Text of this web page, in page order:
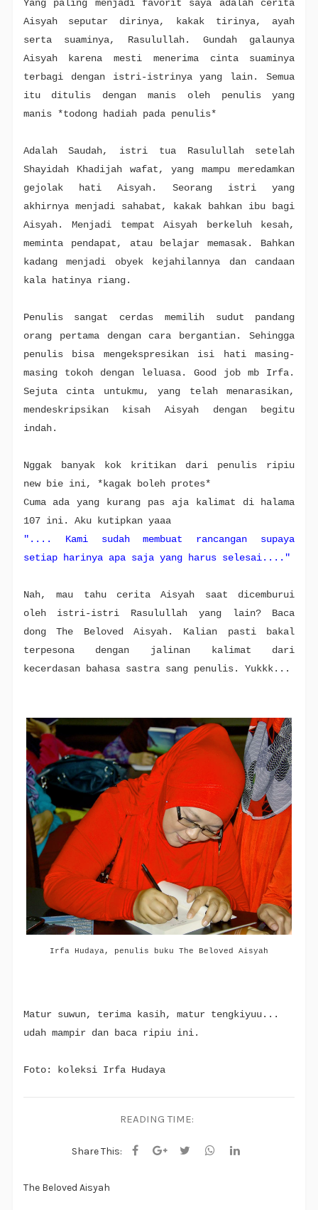
Yang paling menjadi favorit saya adalah cerita
Aisyah seputar dirinya, kakak tirinya, ayah
serta suaminya, Rasulullah. Gundah galaunya
Aisyah karena mesti menerima cinta suaminya
terbagi dengan istri-istrinya yang lain. Semua
itu ditulis dengan manis oleh penulis yang
manis *todong hadiah pada penulis*
Adalah Saudah, istri tua Rasulullah setelah
Shayidah Khadijah wafat, yang mampu meredamkan
gejolak hati Aisyah. Seorang istri yang
akhirnya menjadi sahabat, kakak bahkan ibu bagi
Aisyah. Menjadi tempat Aisyah berkeluh kesah,
meminta pendapat, atau belajar memasak. Bahkan
kadang menjadi obyek kejahilannya dan candaan
kala hatinya riang.
Penulis sangat cerdas memilih sudut pandang
orang pertama dengan cara bergantian. Sehingga
penulis bisa mengekspresikan isi hati masing-
masing tokoh dengan leluasa. Good job mb Irfa.
Sejuta cinta untukmu, yang telah menarasikan,
mendeskripsikan kisah Aisyah dengan begitu
indah.
Nggak banyak kok kritikan dari penulis ripiu
new bie ini, *kagak boleh protes*
Cuma ada yang kurang pas aja kalimat di halama
107 ini. Aku kutipkan yaaa
".... Kami sudah membuat rancangan supaya
setiap harinya apa saja yang harus selesai...."
Nah, mau tahu cerita Aisyah saat dicemburui
oleh istri-istri Rasulullah yang lain? Baca
dong The Beloved Aisyah. Kalian pasti bakal
terpesona dengan jalinan kalimat dari
kecerdasan bahasa sastra sang penulis. Yukkk...
Irfa Hudaya, penulis buku The Beloved Aisyah
Matur suwun, terima kasih, matur tengkiyuu...
udah mampir dan baca ripiu ini.
Foto: koleksi Irfa Hudaya
READING TIME:
Share This:
The Beloved Aisyah